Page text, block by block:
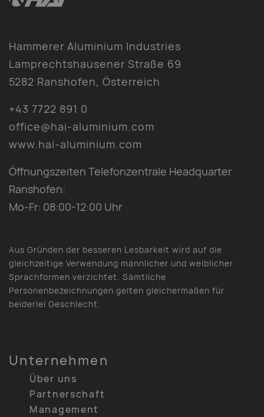
Unternehmen
Über uns
Partnerschaft
Management
Hammerer Aluminium Industries
Lamprechtshausener Straße 69
5282 Ranshofen, Österreich
+43 7722 891 0
office@hai-aluminium.com
www.hai-aluminium.com
Öffnungszeiten Telefonzentrale Headquarter
Ranshofen:
Mo-Fr: 08:00-12:00 Uhr
Aus Gründen der besseren Lesbarkeit wird auf die
gleichzeitige Verwendung männlicher und weiblicher
Sprachformen verzichtet. Sämtliche
Personenbezeichnungen gelten gleichermaßen für
beiderlei Geschlecht.